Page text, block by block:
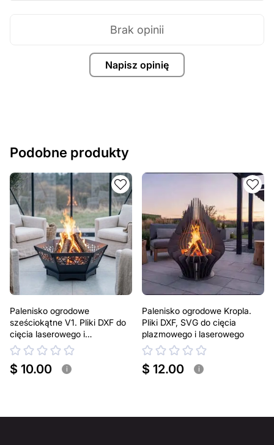
Napisz opinię
Brak opinii
Podobne produkty
Palenisko ogrodowe
sześciokątne V1. Pliki DXF do
cięcia laserowego i
plazmowego
$ 10.00 i
Palenisko ogrodowe Kropla.
Pliki DXF, SVG do cięcia
plazmowego i laserowego
$ 12.00 i